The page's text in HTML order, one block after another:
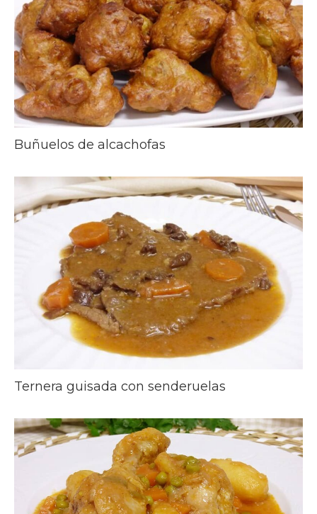
Buñuelos de alcachofas
Ternera guisada con senderuelas